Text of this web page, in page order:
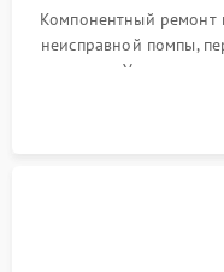
Компонентный ремонт
неисправной помпы,
жерновов. Установка
ring) и тефлоновых